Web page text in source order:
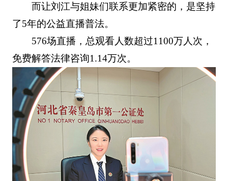
而让刘江与姐妹们联系更加紧密的，是坚持
了5年的公益直播普法。
576场直播，总观看人数超过1100万人次，
免费解答法律咨询1.14万次。